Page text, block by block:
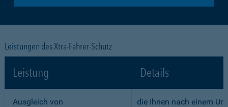
Leistungen des Xtra-Fahrer-Schutz
Leistung Details
Ausgleich von
die Ihnen nach einem